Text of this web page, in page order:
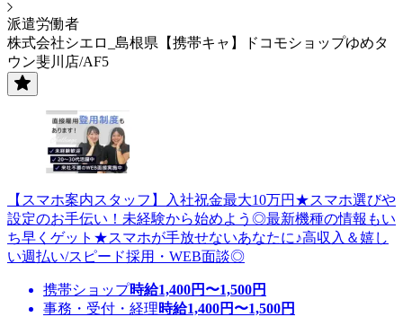
派遣労働者
株式会社シエロ_島根県【携帯キャ】ドコモショップゆめタ
ウン斐川店/AF5
【スマホ案内スタッフ】入社祝金最大10万円★スマホ選びや
設定のお手伝い！未経験から始めよう◎最新機種の情報もい
ち早くゲット★スマホが手放せないあなたに♪高収入＆嬉し
い週払い/スピード採用・WEB面談◎
携帯ショップ時給1,400円〜1,500円
事務・受付・経理時給1,400円〜1,500円